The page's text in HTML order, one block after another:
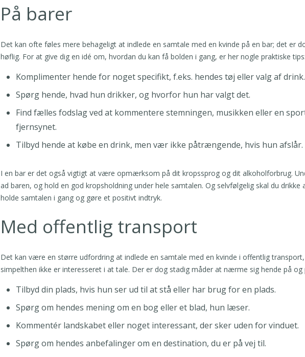
På barer
Det kan ofte føles mere behageligt at indlede en samtale med en kvinde på en bar; det er
høflig. For at give dig en idé om, hvordan du kan få bolden i gang, er her nogle praktiske tips:
Komplimenter hende for noget specifikt, f.eks. hendes tøj eller valg af drink.
Spørg hende, hvad hun drikker, og hvorfor hun har valgt det.
Find fælles fodslag ved at kommentere stemningen, musikken eller en
fjernsynet.
Tilbyd hende at købe en drink, men vær ikke påtrængende, hvis hun afslår.
I en bar er det også vigtigt at være opmærksom på dit kropssprog og dit alkoholforbrug.
ad baren, og hold en god kropsholdning under hele samtalen. Og selvfølgelig skal du drikke
holde samtalen i gang og gøre et positivt indtryk.
Med offentlig transport
Det kan være en større udfordring at indlede en samtale med en kvinde i offentlig
simpelthen ikke er interesseret i at tale. Der er dog stadig måder at nærme sig hende på
Tilbyd din plads, hvis hun ser ud til at stå eller har brug for en plads.
Spørg om hendes mening om en bog eller et blad, hun læser.
Kommentér landskabet eller noget interessant, der sker uden for vinduet.
Spørg om hendes anbefalinger om en destination, du er på vej til.